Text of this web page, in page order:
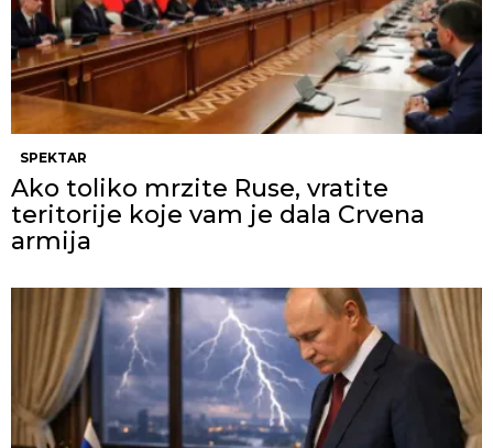
SPEKTAR
Ako toliko mrzite Ruse, vratite
teritorije koje vam je dala Crvena
armija